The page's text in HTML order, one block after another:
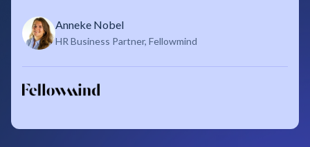
Anneke Nobel
HR Business Partner, Fellowmind